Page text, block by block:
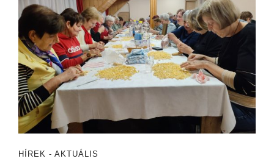
HÍREK - AKTUÁLIS